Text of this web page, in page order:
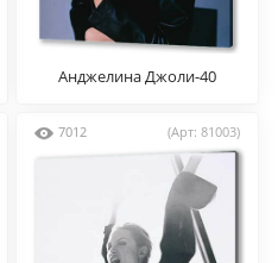
Анджелина Джоли-40
7012 (Арт: 81003)